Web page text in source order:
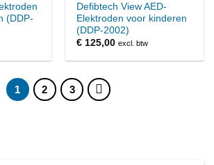
(DDP-
Defibtech View AED-
Elektroden voor kinderen
(DDP-2002)
€ 125,00 excl. btw
1 2 3